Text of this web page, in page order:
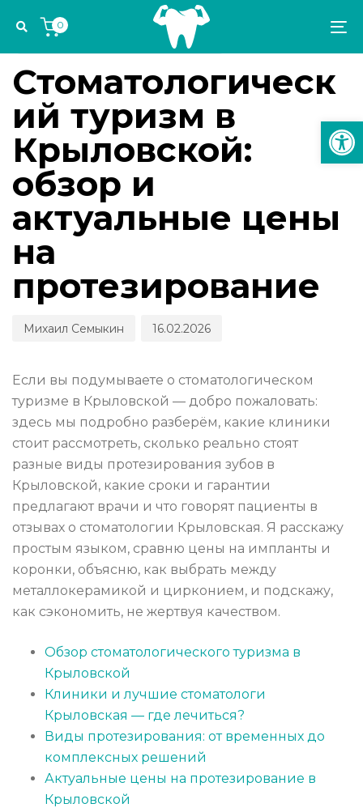
links
navigation
Skip
content
0
IN:
СТОМАТОЛОГИЧЕСКИЕ КАНИКУЛЫ
Стоматологическ
ий туризм в
Крыловской:
обзор и
актуальные цены
на
протезирование
Михаил Семыкин
on:
16.02.2026
Если вы подумываете о стоматологическом
туризме в Крыловской — добро пожаловать:
здесь мы подробно разберём, какие клиники
стоит рассмотреть, сколько реально стоят
разные виды протезирования зубов в
Крыловской, какие сроки и гарантии
предлагают врачи и что говорят пациенты в
отзывах о стоматологии Крыловская. Я расскажу
простым языком, сравню цены на импланты и
коронки, объясню, как выбрать между
металлокерамикой и цирконием, и подскажу,
как сэкономить, не жертвуя качеством.
Обзор стоматологического туризма в
Крыловской
Клиники и лучшие стоматологи
Крыловская — где лечиться?
Виды протезирования: от временных до
комплексных решений
Актуальные цены на протезирование в
Крыловской